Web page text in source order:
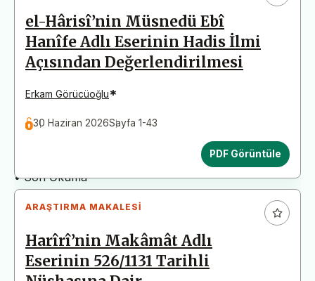
edilecektir. Bu nedenle çalışmalarınızı yüklemeden
önce çalışmanızın yazım kurallarına uygun olarak
düzenlendiğinden emin olunuz.
Yayın İnceleme Süreci (Yaklaşık 130 Gün)
• Editör İncelemesi
• Şekilsel ve Etik Ön İnceleme
• Son Okuma
el-Hârisî’nin Müsnedü Ebî
Hanîfe Adlı Eserinin Hadis İlmi
Açısından Değerlendirilmesi
Erkam Görücüoğlu*
30 Haziran 2026Sayfa 1-43
PDF Görüntüle
ARAŞTIRMA MAKALESI
Harîrî’nin Makâmât Adlı
Eserinin 526/1131 Tarihli